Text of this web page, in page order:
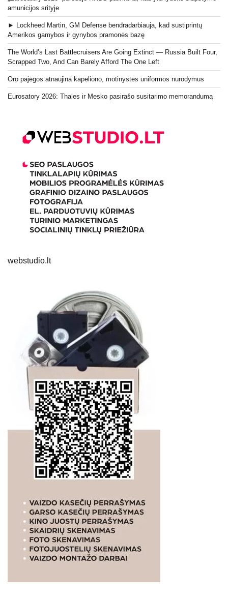
amunicijos srityje
► Lockheed Martin, GM Defense bendradarbiauja, kad sustiprintų
Amerikos gamybos ir gynybos pramonės bazę
The World’s Last Battlecruisers Are Going Extinct — Russia Built Four,
Scrapped Two, And Can Barely Afford The One Left
Oro pajėgos atnaujina kapeliono, motinystės uniformos nurodymus
Eurosatory 2026: Thales ir Mesko pasirašo susitarimo memorandumą
webstudio.lt